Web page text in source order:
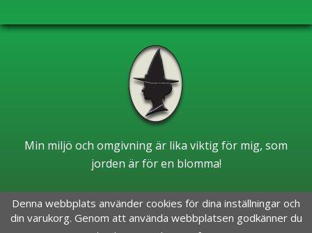
Min miljö och omgivning är lika viktig för mig, som
jorden är för en blomma!
Denna webbplats använder cookies för dina inställningar och
din varukorg. Genom att använda webbplatsen godkänner du